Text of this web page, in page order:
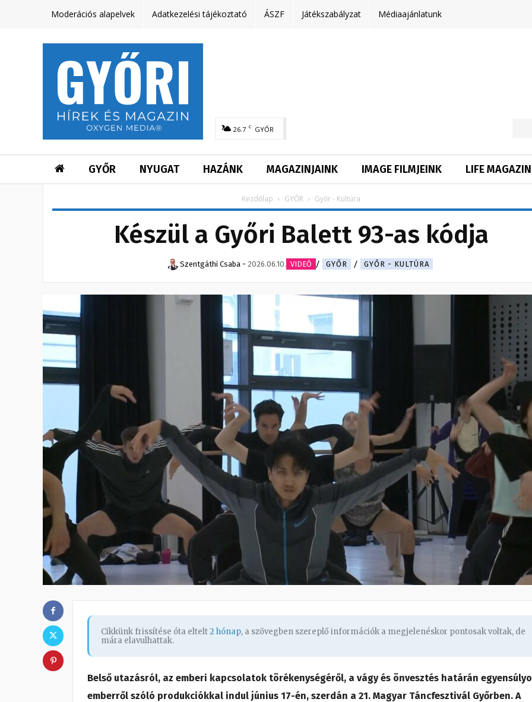
Moderációs alapelvek Adatkezelési tájékoztató ÁSZF Játékszabályzat Médiaajánlatunk
26.7 C GYŐR
GYŐR NYUGAT HAZÁNK MAGAZINJAINK IMAGE FILMJEINK LIFE MAGAZIN
Kezdőlap GYŐR Győr - Kultúra
Készül a Győri Balett 93-as kódja
Szentgáthi Csaba - 2026.06.10. VIDEÓ GYŐR GYŐR - KULTÚRA
Cikkünk frissítése óta eltelt2 hónap, a szövegben szereplő információk a megjelenéskor pontosak voltak, de
mára elavulhattak.
Belső utazásról, az emberi kapcsolatok törékenységéről, a vágy és önvesztés határán
emberről szóló produkciókkal indul június 17-én, szerdán a 21. Magyar Táncfesztivál Győrben. A